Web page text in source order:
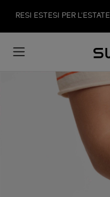
RESI ESTESI PER L'ESTATE